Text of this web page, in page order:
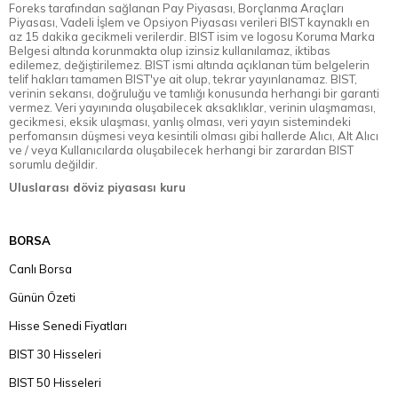
Foreks tarafından sağlanan Pay Piyasası, Borçlanma Araçları
Piyasası, Vadeli İşlem ve Opsiyon Piyasası verileri BIST kaynaklı en
az 15 dakika gecikmeli verilerdir. BIST isim ve logosu Koruma Marka
Belgesi altında korunmakta olup izinsiz kullanılamaz, iktibas
edilemez, değiştirilemez. BIST ismi altında açıklanan tüm belgelerin
telif hakları tamamen BIST'ye ait olup, tekrar yayınlanamaz. BIST,
verinin sekansı, doğruluğu ve tamlığı konusunda herhangi bir garanti
vermez. Veri yayınında oluşabilecek aksaklıklar, verinin ulaşmaması,
gecikmesi, eksik ulaşması, yanlış olması, veri yayın sistemindeki
perfomansın düşmesi veya kesintili olması gibi hallerde Alıcı, Alt Alıcı
ve / veya Kullanıcılarda oluşabilecek herhangi bir zarardan BIST
sorumlu değildir.
Uluslarası döviz piyasası kuru
BORSA
Canlı Borsa
Günün Özeti
Hisse Senedi Fiyatları
BIST 30 Hisseleri
BIST 50 Hisseleri